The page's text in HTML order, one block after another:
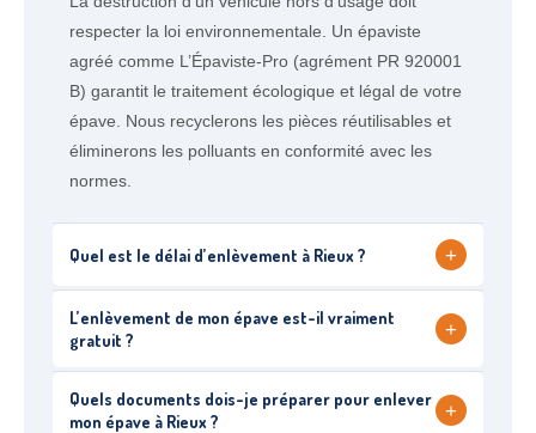
respecter la loi environnementale. Un épaviste
agréé comme L’Épaviste-Pro (agrément PR 920001
B) garantit le traitement écologique et légal de votre
épave. Nous recyclerons les pièces réutilisables et
éliminerons les polluants en conformité avec les
normes.
Quel est le délai d’enlèvement à Rieux ? +
L’enlèvement de mon épave est-il vraiment
gratuit ?
+
Quels documents dois-je préparer pour enlever
mon épave à Rieux ?
+